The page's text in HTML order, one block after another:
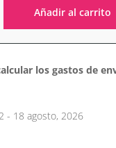
Añadir al carrito
los gastos de
- 18 agosto, 2026